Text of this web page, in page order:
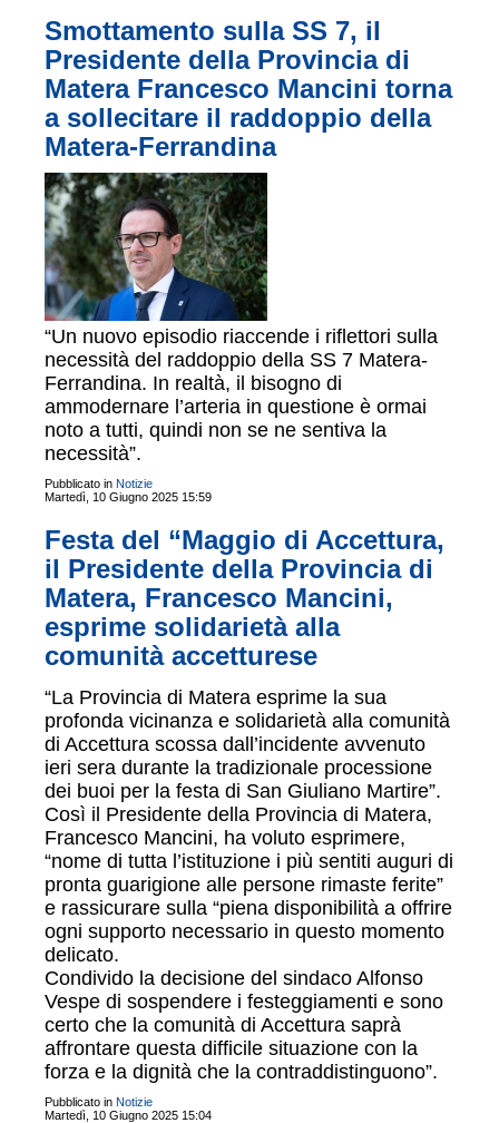
Smottamento sulla SS 7, il
Presidente della Provincia di
Matera Francesco Mancini torna
a sollecitare il raddoppio della
Matera-Ferrandina
“Un nuovo episodio riaccende i riflettori sulla
necessità del raddoppio della SS 7 Matera-
Ferrandina. In realtà, il bisogno di
ammodernare l’arteria in questione è ormai
noto a tutti, quindi non se ne sentiva la
necessità”.
Pubblicato in Notizie
Martedì, 10 Giugno 2025 15:59
Festa del “Maggio di Accettura,
il Presidente della Provincia di
Matera, Francesco Mancini,
esprime solidarietà alla
comunità accetturese
“La Provincia di Matera esprime la sua
profonda vicinanza e solidarietà alla comunità
di Accettura scossa dall’incidente avvenuto
ieri sera durante la tradizionale processione
dei buoi per la festa di San Giuliano Martire”.
Così il Presidente della Provincia di Matera,
Francesco Mancini, ha voluto esprimere,
“nome di tutta l’istituzione i più sentiti auguri di
pronta guarigione alle persone rimaste ferite”
e rassicurare sulla “piena disponibilità a offrire
ogni supporto necessario in questo momento
delicato.
Condivido la decisione del sindaco Alfonso
Vespe di sospendere i festeggiamenti e sono
certo che la comunità di Accettura saprà
affrontare questa difficile situazione con la
forza e la dignità che la contraddistinguono”.
Pubblicato in Notizie
Martedì, 10 Giugno 2025 15:04